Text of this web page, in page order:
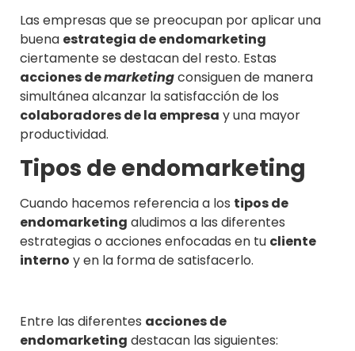
Las empresas que se preocupan por aplicar una
buena estrategia de endomarketing
ciertamente se destacan del resto. Estas
acciones demarketingconsiguen de manera
simultánea alcanzar la satisfacción de los
colaboradores de la empresa y una mayor
productividad.
Tipos de endomarketing
Cuando hacemos referencia a los tipos de
endomarketing aludimos a las diferentes
estrategias o acciones enfocadas en tu cliente
interno y en la forma de satisfacerlo.
Entre las diferentes acciones de
endomarketing destacan las siguientes: